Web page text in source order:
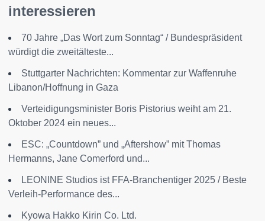
interessieren
70 Jahre „Das Wort zum Sonntag“ / Bundespräsident
würdigt die zweitälteste...
Stuttgarter Nachrichten: Kommentar zur Waffenruhe
Libanon/Hoffnung in Gaza
Verteidigungsminister Boris Pistorius weiht am 21.
Oktober 2024 ein neues...
ESC: „Countdown” und „Aftershow” mit Thomas
Hermanns, Jane Comerford und...
LEONINE Studios ist FFA-Branchentiger 2025 / Beste
Verleih-Performance des...
Kyowa Hakko Kirin Co. Ltd.